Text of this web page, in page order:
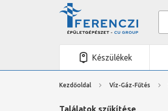
Készülékek
Kezdőoldal Víz-Gáz-Fűtés
Találatok szűkítése